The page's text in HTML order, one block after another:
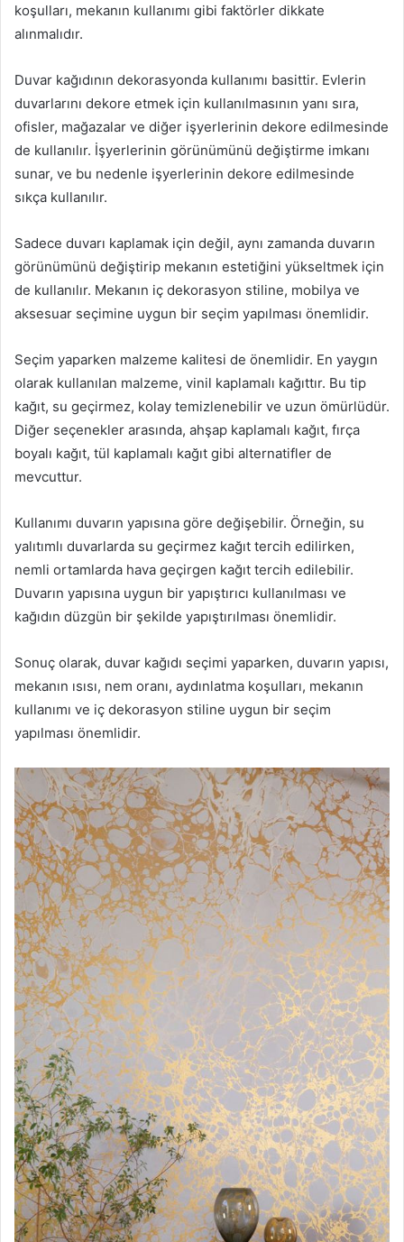
koşulları, mekanın kullanımı gibi faktörler dikkate
alınmalıdır.
Duvar kağıdının dekorasyonda kullanımı basittir. Evlerin
duvarlarını dekore etmek için kullanılmasının yanı sıra,
ofisler, mağazalar ve diğer işyerlerinin dekore edilmesinde
de kullanılır. İşyerlerinin görünümünü değiştirme imkanı
sunar, ve bu nedenle işyerlerinin dekore edilmesinde
sıkça kullanılır.
Sadece duvarı kaplamak için değil, aynı zamanda duvarın
görünümünü değiştirip mekanın estetiğini yükseltmek için
de kullanılır. Mekanın iç dekorasyon stiline, mobilya ve
aksesuar seçimine uygun bir seçim yapılması önemlidir.
Seçim yaparken malzeme kalitesi de önemlidir. En yaygın
olarak kullanılan malzeme, vinil kaplamalı kağıttır. Bu tip
kağıt, su geçirmez, kolay temizlenebilir ve uzun ömürlüdür.
Diğer seçenekler arasında, ahşap kaplamalı kağıt, fırça
boyalı kağıt, tül kaplamalı kağıt gibi alternatifler de
mevcuttur.
Kullanımı duvarın yapısına göre değişebilir. Örneğin, su
yalıtımlı duvarlarda su geçirmez kağıt tercih edilirken,
nemli ortamlarda hava geçirgen kağıt tercih edilebilir.
Duvarın yapısına uygun bir yapıştırıcı kullanılması ve
kağıdın düzgün bir şekilde yapıştırılması önemlidir.
Sonuç olarak, duvar kağıdı seçimi yaparken, duvarın yapısı,
mekanın ısısı, nem oranı, aydınlatma koşulları, mekanın
kullanımı ve iç dekorasyon stiline uygun bir seçim
yapılması önemlidir.